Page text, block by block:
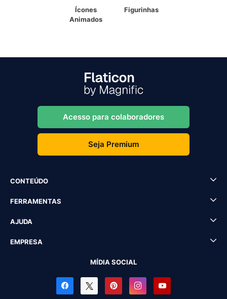
Ícones
Animados
Figurinhas
Acesso para colaboradores
Seja Premium
CONTEÚDO
FERRAMENTAS
AJUDA
EMPRESA
MÍDIA SOCIAL